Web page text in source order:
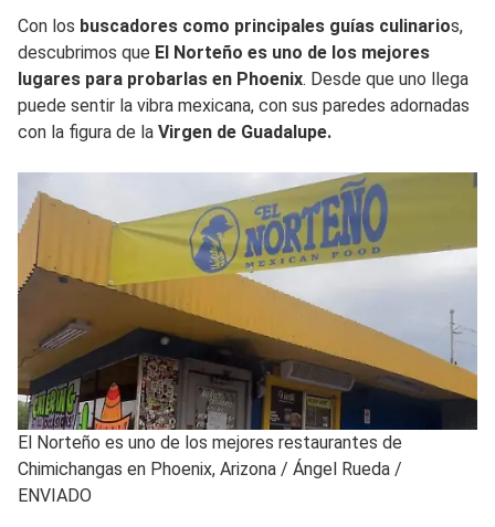
Con los buscadores como principales guías culinarios,
descubrimos que El Norteño es uno de los mejores
lugares para probarlas en Phoenix. Desde que uno llega
puede sentir la vibra mexicana, con sus paredes adornadas
con la figura de la Virgen de Guadalupe.
El Norteño es uno de los mejores restaurantes de
Chimichangas en Phoenix, Arizona / Ángel Rueda /
ENVIADO